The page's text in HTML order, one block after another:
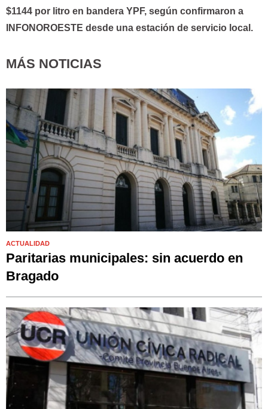
$1144 por litro en bandera YPF, según confirmaron a
INFONOROESTE desde una estación de servicio local.
MÁS NOTICIAS
ACTUALIDAD
Paritarias municipales: sin acuerdo en
Bragado